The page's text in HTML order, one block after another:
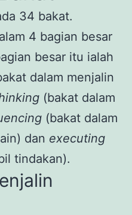
34 bakat.
4 bagian besar
besar itu ialah
dalam menjalin
(bakat dalam
(bakat dalam
dan executing
tindakan).